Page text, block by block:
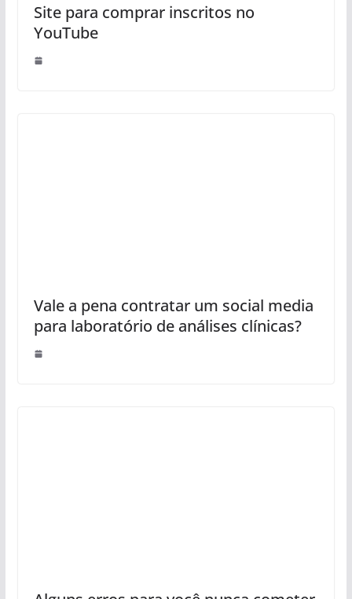
Site para comprar inscritos no
YouTube
Vale a pena contratar um social media
para laboratório de análises clínicas?